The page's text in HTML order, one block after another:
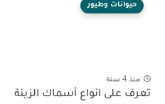
حيوانات وطيور
منذ 4 سنة
تعرف على انواع أسماك الزينة